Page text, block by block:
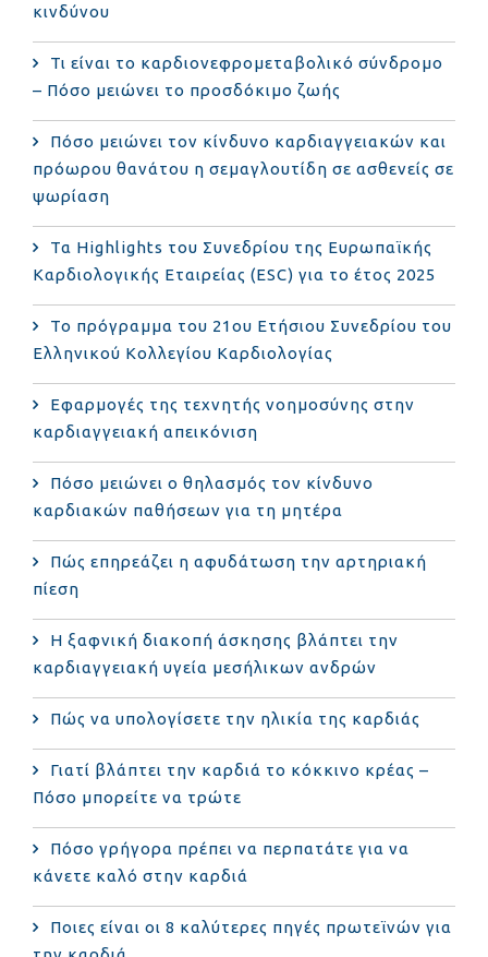
κινδύνου
Τι είναι το καρδιονεφρομεταβολικό σύνδρομο
– Πόσο μειώνει το προσδόκιμο ζωής
Πόσο μειώνει τον κίνδυνο καρδιαγγειακών και
πρόωρου θανάτου η σεμαγλουτίδη σε ασθενείς σε
ψωρίαση
Τα Highlights του Συνεδρίου της Ευρωπαϊκής
Καρδιολογικής Εταιρείας (ESC) για το έτος 2025
Το πρόγραμμα του 21ου Ετήσιου Συνεδρίου του
Ελληνικού Κολλεγίου Καρδιολογίας
Εφαρμογές της τεχνητής νοημοσύνης στην
καρδιαγγειακή απεικόνιση
Πόσο μειώνει ο θηλασμός τον κίνδυνο
καρδιακών παθήσεων για τη μητέρα
Πώς επηρεάζει η αφυδάτωση την αρτηριακή
πίεση
Η ξαφνική διακοπή άσκησης βλάπτει την
καρδιαγγειακή υγεία μεσήλικων ανδρών
Πώς να υπολογίσετε την ηλικία της καρδιάς
Γιατί βλάπτει την καρδιά το κόκκινο κρέας –
Πόσο μπορείτε να τρώτε
Πόσο γρήγορα πρέπει να περπατάτε για να
κάνετε καλό στην καρδιά
Ποιες είναι οι 8 καλύτερες πηγές πρωτεϊνών για